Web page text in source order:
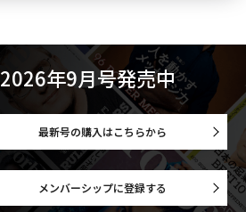
2026年9月号発売中
最新号の購入はこちらから
メンバーシップに登録する